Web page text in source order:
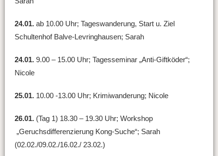
24.01. ab 10.00 Uhr; Tageswanderung, Start u. Ziel
Schultenhof Balve-Levringhausen; Sarah
24.01. 9.00 – 15.00 Uhr; Tagesseminar „Anti-Giftköder“;
Nicole
25.01. 10.00 -13.00 Uhr; Krimiwanderung; Nicole
26.01. (Tag 1) 18.30 – 19.30 Uhr; Workshop
„Geruchsdifferenzierung Kong-Suche“; Sarah
(02.02./09.02./16.02./ 23.02.)